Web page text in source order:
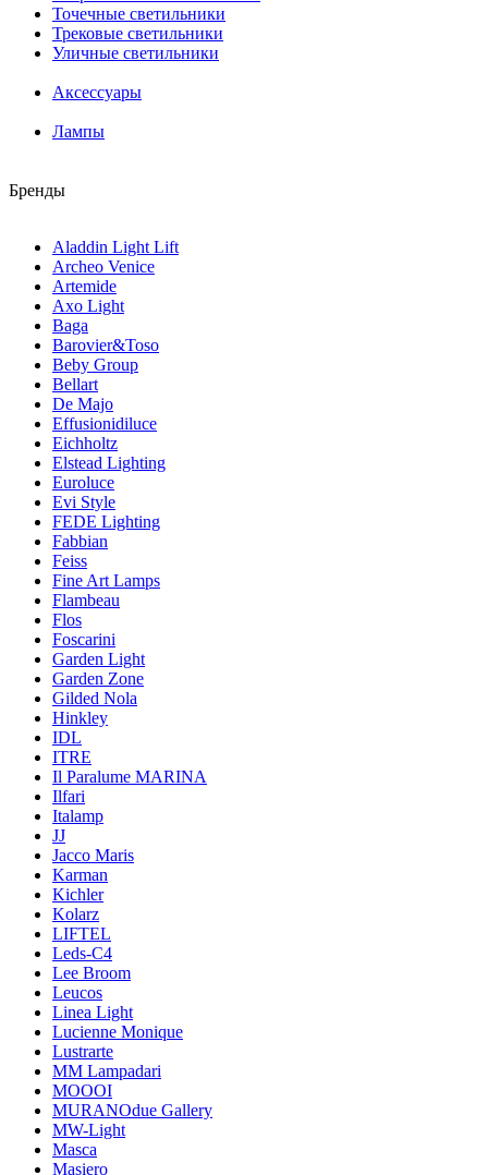
Точечные светильники
Трековые светильники
Уличные светильники
Аксессуары
Лампы
Бренды
Aladdin Light Lift
Archeo Venice
Artemide
Axo Light
Baga
Barovier&Toso
Beby Group
Bellart
De Majo
Effusionidiluce
Eichholtz
Elstead Lighting
Euroluce
Evi Style
FEDE Lighting
Fabbian
Feiss
Fine Art Lamps
Flambeau
Flos
Foscarini
Garden Light
Garden Zone
Gilded Nola
Hinkley
IDL
ITRE
Il Paralume MARINA
Ilfari
Italamp
JJ
Jacco Maris
Karman
Kichler
Kolarz
LIFTEL
Leds-C4
Lee Broom
Leucos
Linea Light
Lucienne Monique
Lustrarte
MM Lampadari
MOOOI
MURANOdue Gallery
MW-Light
Masca
Masiero